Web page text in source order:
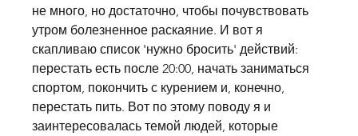
не много, но достаточно, чтобы почувствовать
утром болезненное раскаяние. И вот я
скапливаю список 'нужно бросить' действий:
перестать есть после 20:00, начать заниматься
спортом, покончить с курением и, конечно,
перестать пить. Вот по этому поводу я и
заинтересовалась темой людей, которые